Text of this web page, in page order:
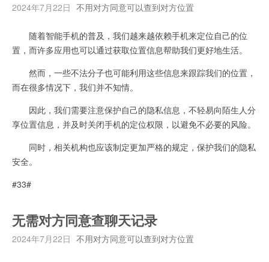
2024年7月22日 不用对方同意可以查到对方位置
随着智能手机的普及，我们越来越依赖手机来定位自己的位
置，而许多应用也可以通过获取位置信息帮助我们更好地生活。
然而，一些不法分子也可能利用这些信息来跟踪我们的位置，
而在很多情况下，我们并不知情。
因此，我们需要注意保护自己的隐私信息，不轻易向陌生人分
享位置信息，并及时关闭手机的定位权限，以避免不必要的风险。
同时，相关机构也应该制定更加严格的规定，保护我们的隐私
安全。
#33#
无需对方同意查聊天记录
2024年7月22日 不用对方同意可以查到对方位置